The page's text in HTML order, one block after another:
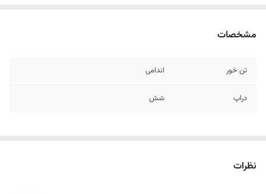
مشخصات
تن خور اندامی
دراپ شش
نظرات